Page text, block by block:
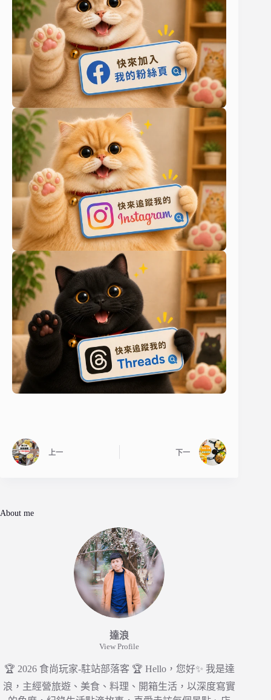
上一 下一
About me
達浪
View Profile
🏆 2026 食尚玩家-駐站部落客 🏆 Hello，您好✨ 我是達
浪，主經營旅遊、美食、料理、開箱生活，以深度寫實